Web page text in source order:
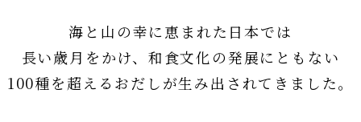
よくあるご質問
お問い合わせ
海と山の幸に恵まれた日本では
長い歳月をかけ、和食文化の発展にともない
100種を超えるおだしが生み出されてきました。